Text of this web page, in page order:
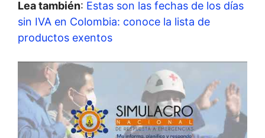
Lea también: Estas son las fechas de los días
sin IVA en Colombia: conoce la lista de
productos exentos